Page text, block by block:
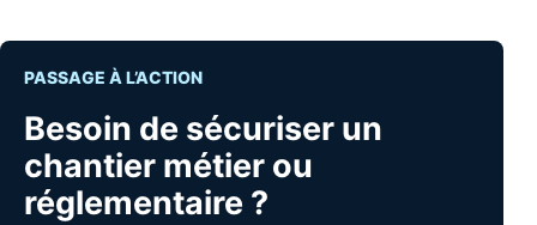
PASSAGE À L’ACTION
Besoin de sécuriser un
chantier métier ou
réglementaire ?